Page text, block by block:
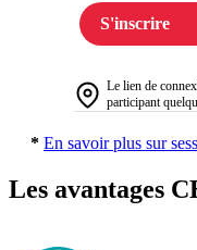
S'inscrire
Le lien de
participant
* En savoir plus sur
Les avantages